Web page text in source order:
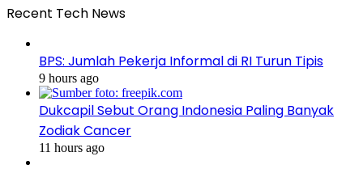
Recent Tech News
BPS: Jumlah Pekerja Informal di RI Turun Tipis
9 hours ago
Dukcapil Sebut Orang Indonesia Paling Banyak
Zodiak Cancer
11 hours ago